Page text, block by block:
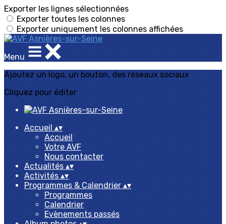
Exporter les lignes sélectionnées
Exporter toutes les colonnes
Exporter uniquement les colonnes affichées
Menu
Ajoutez un logo, un bouton, des réseaux sociaux
Cliquez pour éditer
Accueil ▴▾
Accueil
Votre AVF
Nous contacter
Actualités ▴▾
Activités ▴▾
Programmes & Calendrier ▴▾
Programmes
Calendrier
Evènements passés